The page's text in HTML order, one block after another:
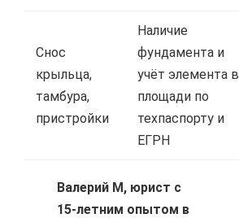
Снос
крыльца,
тамбура,
пристройки
Наличие
фундамента и
учёт элемента в
площади по
техпаспорту и
ЕГРН
Валерий М, юрист с
15-летним опытом в